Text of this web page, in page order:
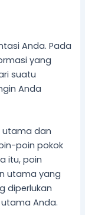
Anda. Pada
yang
suatu
Anda
utama dan
poin pokok
itu, poin
utama yang
diperlukan
Anda.